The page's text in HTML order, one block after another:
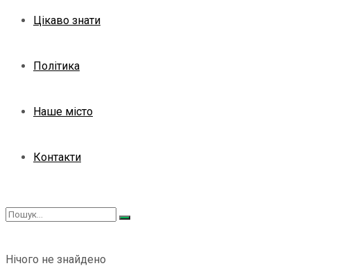
Цікаво знати
Політика
Наше місто
Контакти
Нічого не знайдено